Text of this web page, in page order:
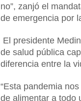
no”, zanjó el
de emergencia por
El presidente
de salud pública
diferencia entre la
“Esta pandemia
de alimentar a todo